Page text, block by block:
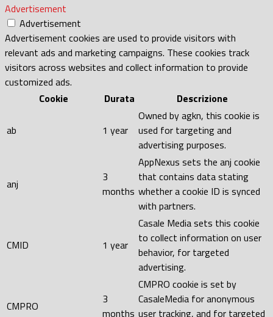
Advertisement
Advertisement
Advertisement cookies are used to provide visitors with
relevant ads and marketing campaigns. These cookies track
visitors across websites and collect information to provide
customized ads.
Cookie
Durata Descrizione
ab 1 year
Owned by agkn, this cookie is
used for targeting and
advertising purposes.
anj
3
months
AppNexus sets the anj cookie
that contains data stating
whether a cookie ID is synced
with partners.
CMID 1 year
Casale Media sets this cookie
to collect information on user
behavior, for targeted
advertising.
CMPRO
3
months
CMPRO cookie is set by
CasaleMedia for anonymous
user tracking, and for targeted